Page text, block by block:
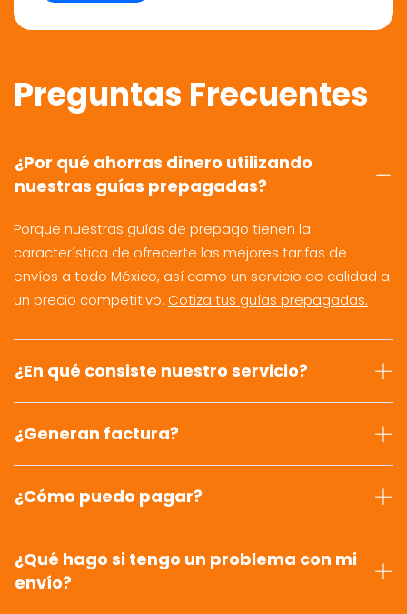
Preguntas Frecuentes
¿Por qué ahorras dinero utilizando
nuestras guías prepagadas?
Porque nuestras guías de prepago tienen la
característica de ofrecerte las mejores tarifas de
envíos a todo México, así como un servicio de calidad a
un precio competitivo. Cotiza tus guías prepagadas.
¿En qué consiste nuestro servicio?
¿Generan factura?
¿Cómo puedo pagar?
¿Qué hago si tengo un problema con mi
envío?